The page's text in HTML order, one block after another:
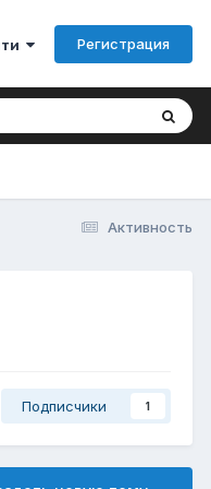
Регистрация
Активность
Подписчики 1